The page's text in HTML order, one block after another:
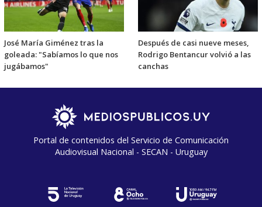
José María Giménez tras la
goleada: "Sabíamos lo que nos
jugábamos"
Después de casi nueve meses,
Rodrigo Bentancur volvió a las
canchas
Portal de contenidos del Servicio de Comunicación
Audiovisual Nacional - SECAN - Uruguay